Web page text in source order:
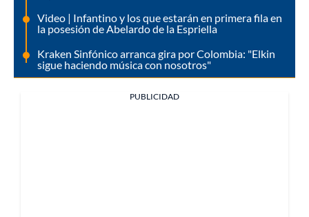
Video | Infantino y los que estarán en primera fila en
la posesión de Abelardo de la Espriella
Kraken Sinfónico arranca gira por Colombia: "Elkin
sigue haciendo música con nosotros"
PUBLICIDAD